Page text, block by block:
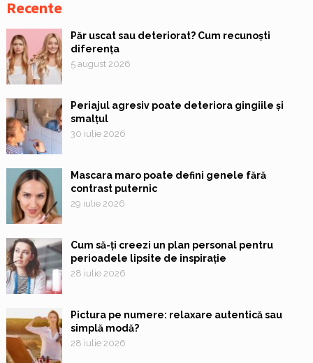
Recente
Păr uscat sau deteriorat? Cum recunoști
diferența
5 august 2026
Periajul agresiv poate deteriora gingiile și
smalțul
30 iulie 2026
Mascara maro poate defini genele fără
contrast puternic
29 iulie 2026
Cum să-ți creezi un plan personal pentru
perioadele lipsite de inspirație
28 iulie 2026
Pictura pe numere: relaxare autentică sau
simplă modă?
28 iulie 2026